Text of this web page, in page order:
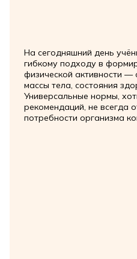
На сегодняшний день
гибкому подходу в
физической активности —
массы тела, состояния
Универсальные нормы,
рекомендаций, не всегда
потребности организма